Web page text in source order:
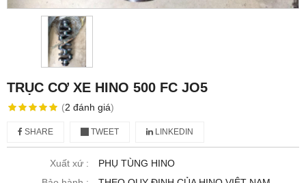
TRỤC CƠ XE HINO 500 FC JO5
(2 đánh giá)
SHARE TWEET LINKEDIN
Xuất xứ :
PHỤ TÙNG HINO